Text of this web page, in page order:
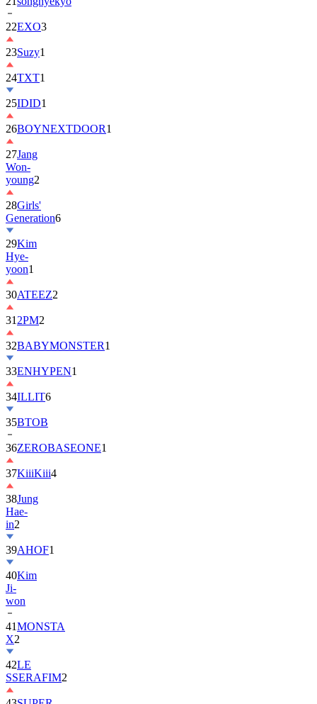
23Suzy1
24TXT1
25IDID1
26BOYNEXTDOOR
27Jang
Won-
young2
28Girls'
Generation
29Kim
Hye-
yoon1
30ATEEZ
312PM2
32 BABYMONSTER
33ENHYPEN1
34ILLIT6
35BTOB
36ZEROBASEONE
37KiiiKiii4
38Jung
Hae-
in2
39AHOF
40Kim
Ji-
won
41MONSTA
X
42LE
SSERAFIM
43SUPER
JUNIOR